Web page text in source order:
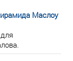
Маслоу